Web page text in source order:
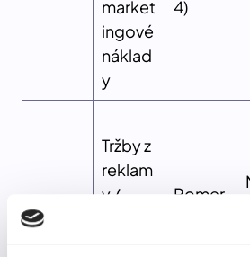
market
ingové
náklad
y
4)
ROAS
Tržby z
reklam
y /
y na
Pomer
3,5)